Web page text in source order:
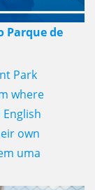
Parque de
Park
where
own
uma